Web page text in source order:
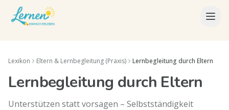
Lexikon Eltern & Lernbegleitung (Praxis) Lernbegleitung durch Eltern
Lernbegleitung durch Eltern
Unterstützen statt vorsagen – Selbstständigkeit